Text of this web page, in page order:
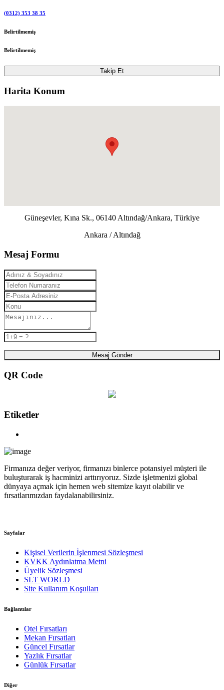
(0312) 353 38 35
Belirtilmemiş
Belirtilmemiş
Takip Et
Harita Konum
Güneşevler, Kına Sk., 06140 Altındağ/Ankara, Türkiye
Ankara / Altındağ
Mesaj Formu
Mesaj Gönder
QR Code
Etiketler
Firmanıza değer veriyor, firmanızı binlerce potansiyel müşteri ile
buluşturarak iş hacminizi arttırıyoruz. Sizde işletmenizi global
dünyaya açmak için hemen web sitemize kayıt olabilir ve
fırsatlarımızdan faydalanabilirsiniz.
Sayfalar
Kişisel Verilerin İşlenmesi Sözleşmesi
KVKK Aydınlatma Metni
Üyelik Sözleşmesi
SLT WORLD
Site Kullanım Koşulları
Bağlantılar
Otel Fırsatları
Mekan Fırsatları
Güncel Fırsatlar
Yazlık Fırsatlar
Günlük Fırsatlar
Diğer